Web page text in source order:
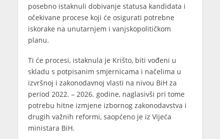
posebno istaknuli dobivanje statusa kandidata i
očekivane procese koji će osigurati potrebne
iskorake na unutarnjem i vanjskopolitičkom
planu.
Ti će procesi, istaknula je Krišto, biti vođeni u
skladu s potpisanim smjernicama i načelima u
izvršnoj i zakonodavnoj vlasti na nivou BiH za
period 2022. – 2026. godine, naglasivši pri tome
potrebu hitne izmjene izbornog zakonodavstva i
drugih važnih reformi, saopćeno je iz Vijeća
ministara BiH.